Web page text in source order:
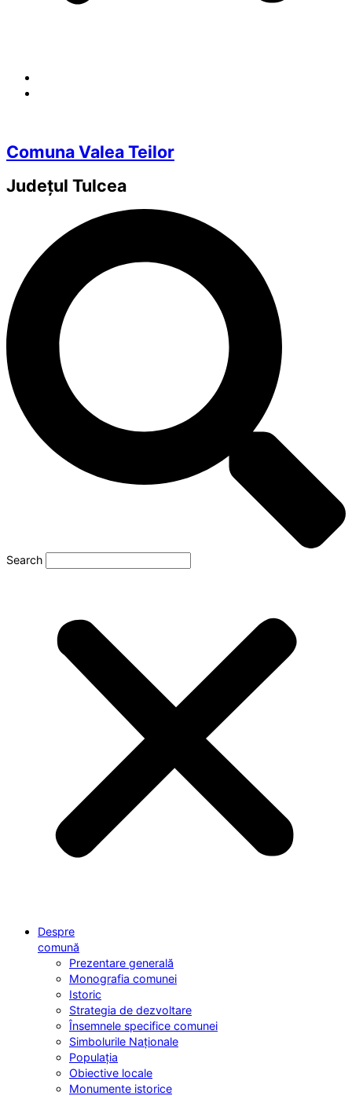
Comuna Valea Teilor
Județul Tulcea
Search
Despre
comună
Prezentare generală
Monografia comunei
Istoric
Strategia de dezvoltare
Însemnele specifice comunei
Simbolurile Naționale
Populația
Obiective locale
Monumente istorice